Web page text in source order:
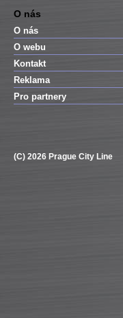
O nás
O nás
O webu
Kontakt
Reklama
Pro partnery
(C) 2026 Prague City Line